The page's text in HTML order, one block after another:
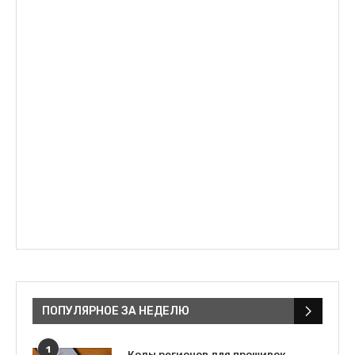
ПОПУЛЯРНОЕ ЗА НЕДЕЛЮ
1